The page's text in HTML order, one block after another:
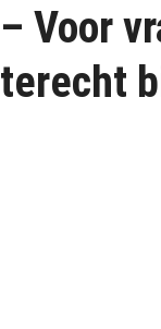
– Voor
terecht